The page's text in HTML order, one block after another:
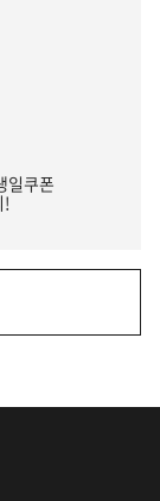
일쿠폰
!